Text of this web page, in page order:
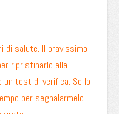
di salute. Il bravissimo
ripristinarlo alla
un test di verifica. Se lo
per segnalarmelo